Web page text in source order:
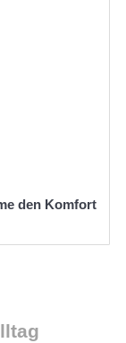
den Komfort